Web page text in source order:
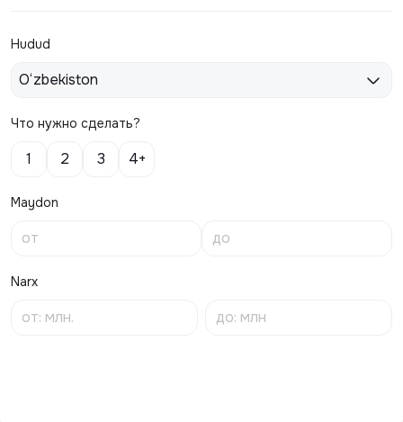
Hudud
O‘zbekiston
Что нужно сделать?
1 2 3 4+
Maydon
Narx